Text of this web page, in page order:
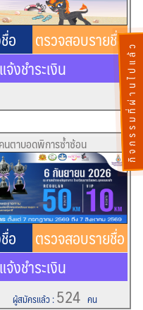
อ
ตรวจสอบรายชื่อ
งชำระเงิน
ตาบอดพิการซ้ำซ้อน
อ
ตรวจสอบรายชื่อ
งชำระเงิน
ผู้สมัครแล้ว:524 คน
กิจกรรมที่ผ่านไปแล้ว